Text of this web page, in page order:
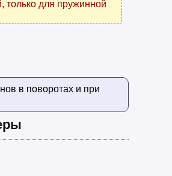
только для пружинной
в поворотах и при